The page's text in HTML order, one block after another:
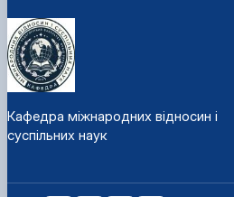
Кафедра міжнародних відносин і
суспільних наук